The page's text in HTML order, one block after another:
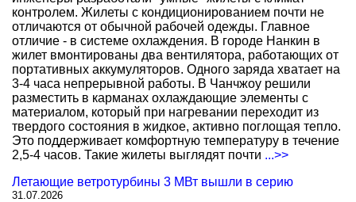
контролем. Жилеты с кондиционированием почти не
отличаются от обычной рабочей одежды. Главное
отличие - в системе охлаждения. В городе Нанкин в
жилет вмонтированы два вентилятора, работающих от
портативных аккумуляторов. Одного заряда хватает на
3-4 часа непрерывной работы. В Чанчжоу решили
разместить в карманах охлаждающие элементы с
материалом, который при нагревании переходит из
твердого состояния в жидкое, активно поглощая тепло.
Это поддерживает комфортную температуру в течение
2,5-4 часов. Такие жилеты выглядят почти ...>>
Летающие ветротурбины 3 МВт вышли в серию
31.07.2026